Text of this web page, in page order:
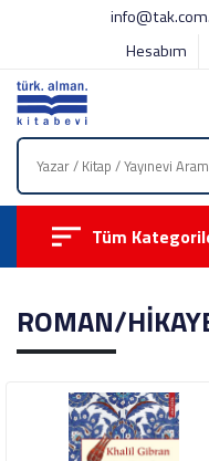
Hesabım
Tüm
ROMAN/